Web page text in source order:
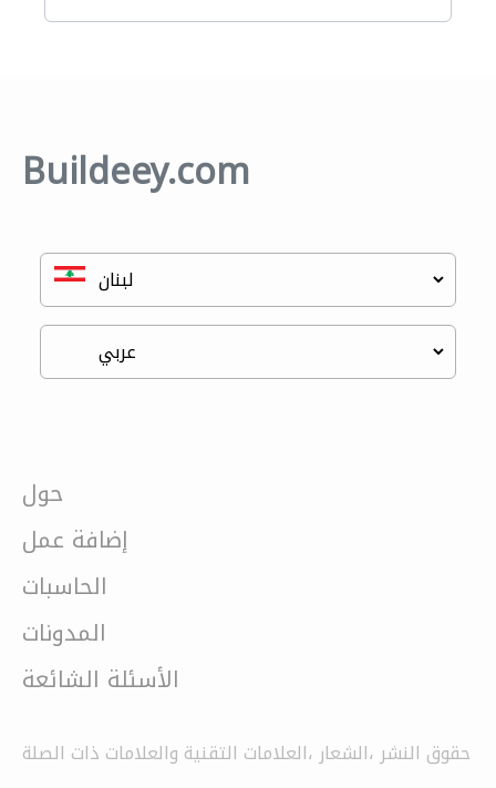
Buildeey.com
حول
إضافة عمل
الحاسبات
المدونات
الأسئلة الشائعة
حقوق النشر ،الشعار ،العلامات التقنية والعلامات ذات الصلة